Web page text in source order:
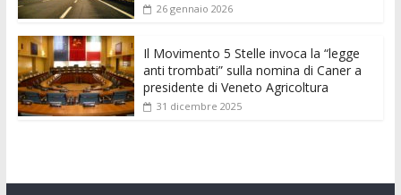
26 gennaio 2026
Il Movimento 5 Stelle invoca la “legge
anti trombati” sulla nomina di Caner a
presidente di Veneto Agricoltura
31 dicembre 2025